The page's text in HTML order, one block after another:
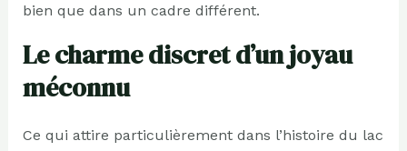
bien que dans un cadre différent.
Le charme discret d’un joyau
méconnu
Ce qui attire particulièrement dans l’histoire du lac